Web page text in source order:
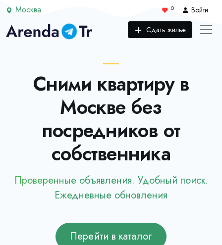
Москва 0
Войти
Сдать жилье
Сними квартиру в
Москве без
посредников от
собственника
Проверенные объявления. Удобный поиск.
Ежедневные обновления
Перейти в каталог